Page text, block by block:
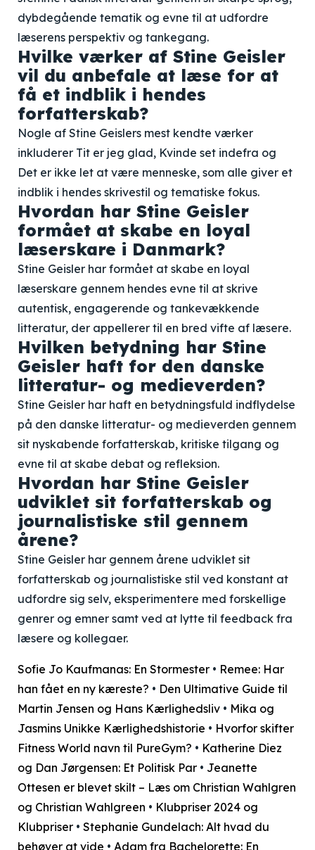
dybdegående tematik og evne til at udfordre
læserens perspektiv og tankegang.
Hvilke værker af Stine Geisler
vil du anbefale at læse for at
få et indblik i hendes
forfatterskab?
Nogle af Stine Geislers mest kendte værker
inkluderer Tit er jeg glad, Kvinde set indefra og
Det er ikke let at være menneske, som alle giver et
indblik i hendes skrivestil og tematiske fokus.
Hvordan har Stine Geisler
formået at skabe en loyal
læserskare i Danmark?
Stine Geisler har formået at skabe en loyal
læserskare gennem hendes evne til at skrive
autentisk, engagerende og tankevækkende
litteratur, der appellerer til en bred vifte af læsere.
Hvilken betydning har Stine
Geisler haft for den danske
litteratur- og medieverden?
Stine Geisler har haft en betydningsfuld indflydelse
på den danske litteratur- og medieverden gennem
sit nyskabende forfatterskab, kritiske tilgang og
evne til at skabe debat og refleksion.
Hvordan har Stine Geisler
udviklet sit forfatterskab og
journalistiske stil gennem
årene?
Stine Geisler har gennem årene udviklet sit
forfatterskab og journalistiske stil ved konstant at
udfordre sig selv, eksperimentere med forskellige
genrer og emner samt ved at lytte til feedback fra
læsere og kollegaer.
Sofie Jo Kaufmanas: En Stormester • Remee: Har
han fået en ny kæreste? • Den Ultimative Guide til
Martin Jensen og Hans Kærlighedsliv • Mika og
Jasmins Unikke Kærlighedshistorie • Hvorfor skifter
Fitness World navn til PureGym? • Katherine Diez
og Dan Jørgensen: Et Politisk Par • Jeanette
Ottesen er blevet skilt – Læs om Christian Wahlgren
og Christian Wahlgreen • Klubpriser 2024 og
Klubpriser • Stephanie Gundelach: Alt hvad du
behøver at vide • Adam fra Bachelorette: En